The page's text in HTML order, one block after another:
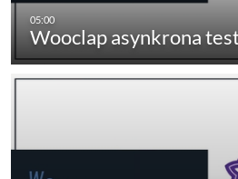
Wooclap asynkrona